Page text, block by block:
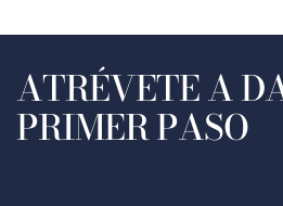
ATRÉVETE A
PRIMER PASO